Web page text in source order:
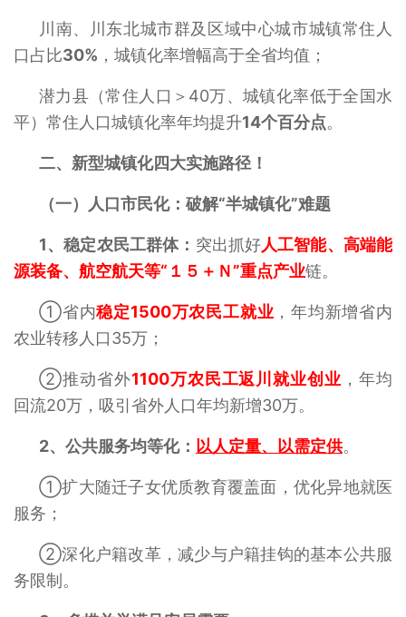
川南、川东北城市群及区域中心城市城镇常住人
口占比30% ，城镇化率增幅高于全省均值；
潜力县（常住人口＞40万、城镇化率低于全国水
平）常住人口城镇化率年均提升14个百分点。
二、 新型城镇化四大实施路径！
（一）人口市民化：破解“半城镇化”难题
1、稳定农民工群体‌： 突出抓好人工智能、高端能
源装备、航空航天等“１５＋Ｎ”重点产业链。
①省内稳定1500万农民工就业 ，年均新增省内
农业转移人口35万‌；
②推动省外1100万农民工返川就业创业 ，年均
回流20万，吸引省外人口年均新增30万‌。
2、 公共服务均等化‌： 以人定量、以需定供。
①扩大随迁子女优质教育覆盖面，优化异地就医
服务；
②深化户籍改革，减少与户籍挂钩的基本公共服
务限制。